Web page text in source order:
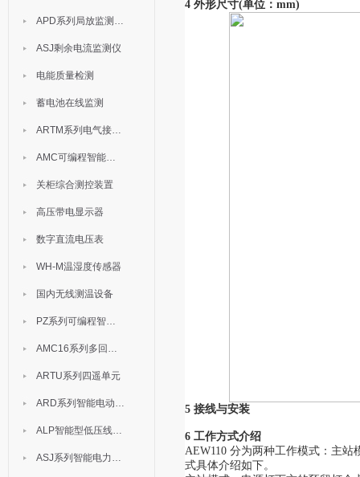
APD系列局放监测装置
ASJ剩余电流监测仪
电能质量检测
蓄电池在线监测
ARTM系列电气接点测温装置
AMC可编程智能电测表
关柜综合测控装置
高压带电显示器
数字直流电压表
WH-M温湿度传感器
国内无线测温设备
PZ系列可编程智能表
AMC16系列多回路监控装置
ARTU系列四遥单元
ARD系列智能电动机保护器
ALP智能型低压线路保护装置
ASJ系列智能电力继电器
4 外形尺寸(单位：mm)
5 接线与安装
6 工作方式介绍
AEW110 分为两种工作模式：主
式具体介绍如下。